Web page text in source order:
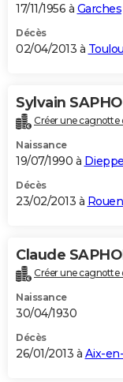
17/11/1956 à Garches
Décès
02/04/2013 à
Sylvain
Créer une cagnotte
Naissance
19/07/1990 à Dieppe
Décès
23/02/2013 à Rouen
Claude
Créer une cagnotte
Naissance
30/04/1930
Décès
26/01/2013 à Aix-